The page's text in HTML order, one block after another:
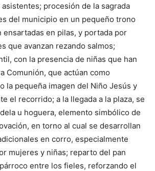
procesión de la sagrada
del municipio en un pequeño trono
ensartadas en pilas, y portada por
que avanzan rezando salmos;
con la presencia de niñas que han
Comunión, que actúan como
la pequeña imagen del Niño Jesús y
el recorrido; a la llegada a la plaza, se
u hoguera, elemento simbólico de
en torno al cual se desarrollan
en corro, especialmente
mujeres y niñas; reparto del pan
entre los fieles, reforzando el